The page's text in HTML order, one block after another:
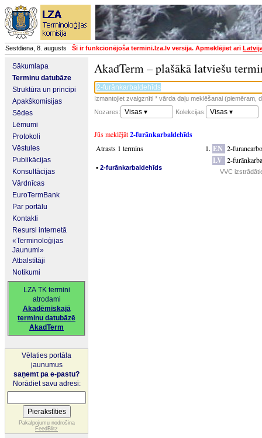
Sestdiena, 8. augusts Šī ir funkcionējoša termini.lza.lv versija. Apmeklējiet arī
Sākumlapa
Terminu datubāze
Struktūra un principi
Apakškomisijas
Sēdes
Lēmumi
Protokoli
Vēstules
Publikācijas
Konsultācijas
Vārdnīcas
EuroTermBank
Par portālu
Kontakti
Resursi internetā
«Terminoloģijas
Jaunumi»
Atbalstītāji
Notikumi
LZA TK termini
atrodami
Akadēmiskajā
terminu datubāzē
AkadTerm
Vēlaties portāla
jaunumus
saņemt pa e-pastu?
Norādiet savu adresi:
Pakalpojumu nodrošina
FeedBlitz
AkadTerm – plašākā latviešu
Izmantojiet zvaigznīti * vārda daļu meklēšanai (piemēram,
Nozares:
Visas ▾ Kolekcijas: Visas ▾
Jūs meklējāt2-furānkarbaldehīds
Atrasts 1 termins
▪ 2-furānkarbaldehīds
EN 2-
LV 2-
VVC